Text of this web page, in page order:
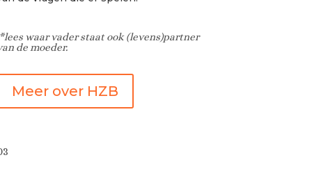
waar vader staat ook (levens)partner
de moeder.
Meer over HZB